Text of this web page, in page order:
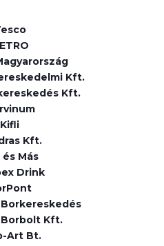
Kft.
Kft.
Kifli
Kft.
és Más
Drink
Kft.
Art Bt.